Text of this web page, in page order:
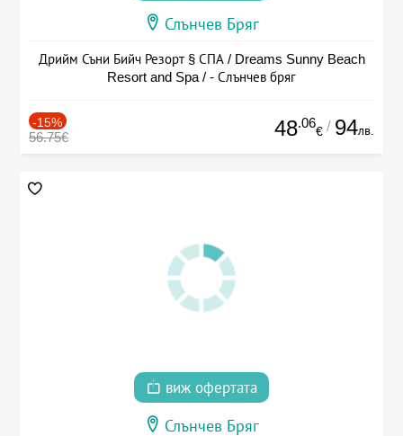
Слънчев Бряг
Дрийм Съни Бийч Резорт § СПА / Dreams Sunny Beach
Resort and Spa / - Слънчев бряг
-15%
56.75€ 48.06
€ / 94лв.
виж офертата
Слънчев Бряг